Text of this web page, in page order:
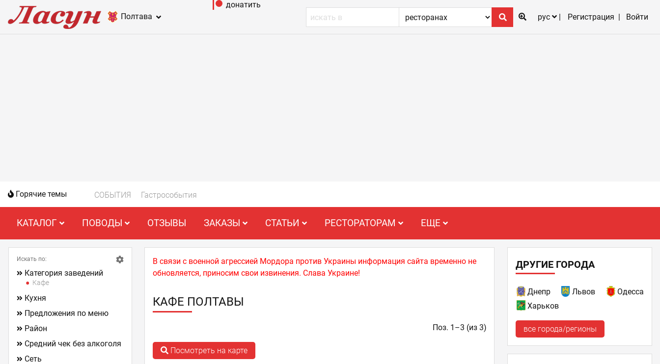
Полтава
донатить
рус
Регистрация Войти
Горячие темы СОБЫТИЯ Гастрособытия
КАТАЛОГ ПОВОДЫ ОТЗЫВЫ ЗАКАЗЫ СТАТЬИ РЕСТОРАТОРАМ ЕЩЕ
В связи с военной агрессией Мордора против Украины информация сайта временно не
обновляется, приносим свои извинения. Слава Украине!
КАФЕ ПОЛТАВЫ
Поз. 1–3 (из 3)
Посмотреть на карте
Искать по:
Категория заведений
Кафе
Кухня
Предложения по меню
Район
Средний чек без алкоголя
Сеть
ДРУГИЕ ГОРОДА
Днепр Львов
Одесса
Харьков
все города/регионы